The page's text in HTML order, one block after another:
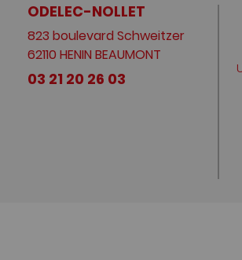
ODELEC-NOLLET
823 boulevard Schweitzer
62110 HENIN BEAUMONT
03 21 20 26 03